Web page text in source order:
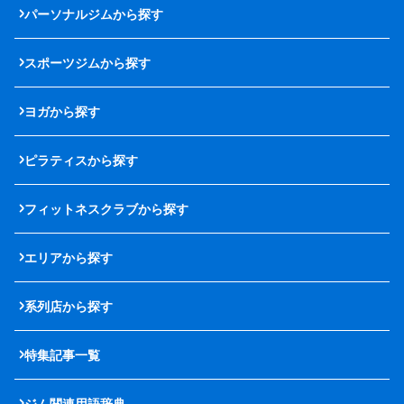
パーソナルジムから探す
スポーツジムから探す
ヨガから探す
ピラティスから探す
フィットネスクラブから探す
エリアから探す
系列店から探す
特集記事一覧